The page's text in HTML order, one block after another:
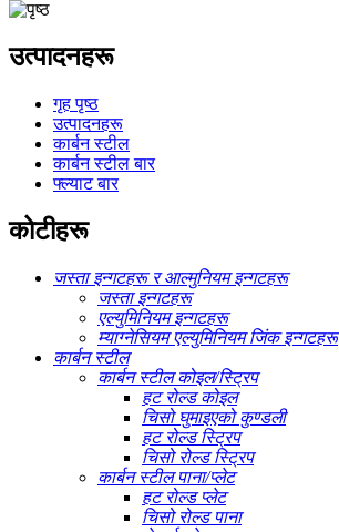
उत्पादनहरू
गृह पृष्ठ
उत्पादनहरू
कार्बन स्टील
कार्बन स्टील बार
फ्ल्याट बार
कोटीहरू
जस्ता इन्गटहरू र आल्मुनियम इन्गटहरू
जस्ता इन्गटहरू
एल्युमिनियम इन्गटहरू
म्याग्नेसियम एल्युमिनियम जिंक इन्गटहरू
कार्बन स्टील
कार्बन स्टील कोइल/स्ट्रिप
हट रोल्ड कोइल
चिसो घुमाइएको कुण्डली
हट रोल्ड स्ट्रिप
चिसो रोल्ड स्ट्रिप
कार्बन स्टील पाना/प्लेट
हट रोल्ड प्लेट
चिसो रोल्ड पाना